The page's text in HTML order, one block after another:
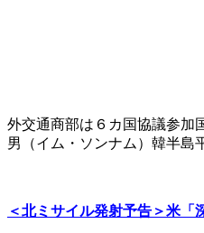
外交通商部は６カ国協議参加
男（イム・ソンナム）韓半島
＜北ミサイル発射予告＞米「